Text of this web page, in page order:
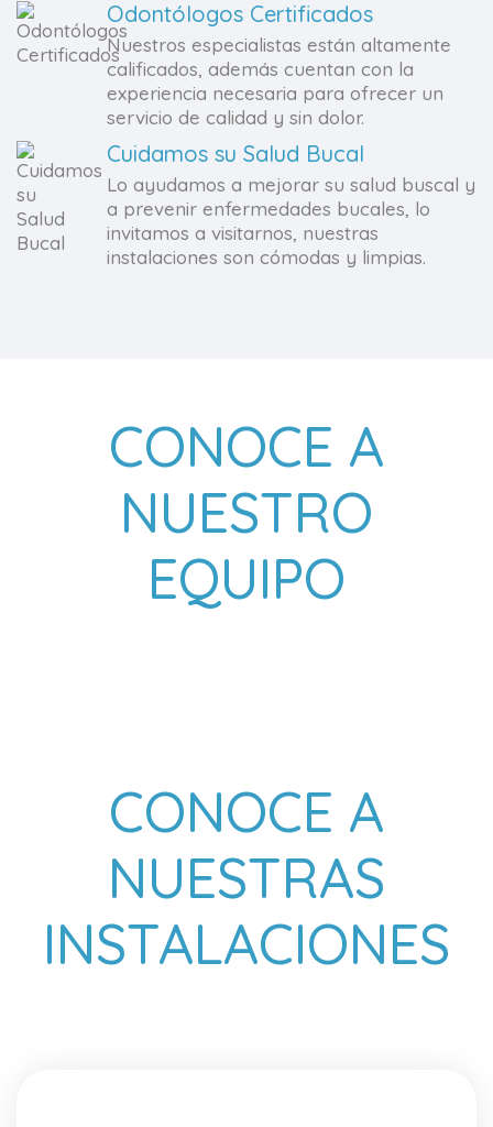
Odontólogos Certificados
Nuestros especialistas están altamente
calificados, además cuentan con la
experiencia necesaria para ofrecer un
servicio de calidad y sin dolor.
Cuidamos su Salud Bucal
Lo ayudamos a mejorar su salud buscal y
a prevenir enfermedades bucales, lo
invitamos a visitarnos, nuestras
instalaciones son cómodas y limpias.
CONOCE A
NUESTRO
EQUIPO
CONOCE A
NUESTRAS
INSTALACIONES